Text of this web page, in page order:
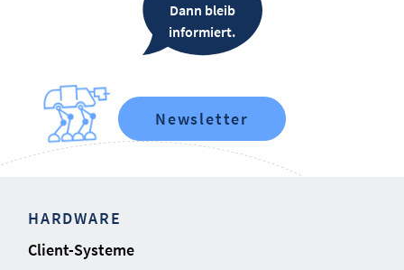
Dann bleib
informiert.
Newsletter
HARDWARE
Client-Systeme